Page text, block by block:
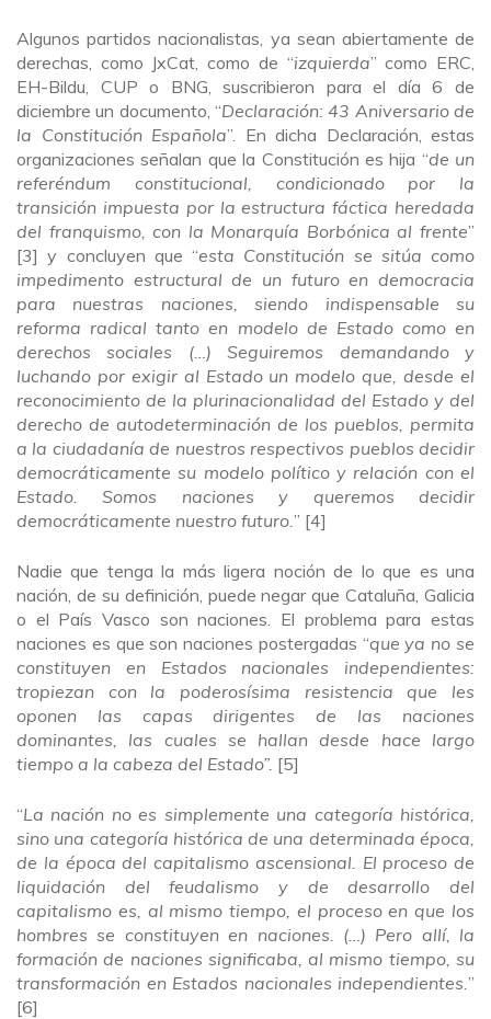
Algunos partidos nacionalistas, ya sean abiertamente de
derechas, como JxCat, como de “izquierda” como ERC,
EH-Bildu, CUP o BNG, suscribieron para el día 6 de
diciembre un documento, “Declaración: 43 Aniversario de
la Constitución Española”. En dicha Declaración, estas
organizaciones señalan que la Constitución es hija “de un
referéndum constitucional, condicionado por la
transición impuesta por la estructura fáctica heredada
del franquismo, con la Monarquía Borbónica al frente”
[3] y concluyen que “esta Constitución se sitúa como
impedimento estructural de un futuro en democracia
para nuestras naciones, siendo indispensable su
reforma radical tanto en modelo de Estado como en
derechos sociales (…) Seguiremos demandando y
luchando por exigir al Estado un modelo que, desde el
reconocimiento de la plurinacionalidad del Estado y del
derecho de autodeterminación de los pueblos, permita
a la ciudadanía de nuestros respectivos pueblos decidir
democráticamente su modelo político y relación con el
Estado. Somos naciones y queremos decidir
democráticamente nuestro futuro. ” [4]
Nadie que tenga la más ligera noción de lo que es una
nación, de su definición, puede negar que Cataluña, Galicia
o el País Vasco son naciones. El problema para estas
naciones es que son naciones postergadas “que ya no se
constituyen en Estados nacionales independientes:
tropiezan con la poderosísima resistencia que les
oponen las capas dirigentes de las naciones
dominantes, las cuales se hallan desde hace largo
tiempo a la cabeza del Estado”. [5]
“La nación no es simplemente una categoría histórica,
sino una categoría histórica de una determinada época,
de la época del capitalismo ascensional. El proceso de
liquidación del feudalismo y de desarrollo del
capitalismo es, al mismo tiempo, el proceso en que los
hombres se constituyen en naciones. (…) Pero allí, la
formación de naciones significaba, al mismo tiempo, su
transformación en Estados nacionales independientes. ”
[6]